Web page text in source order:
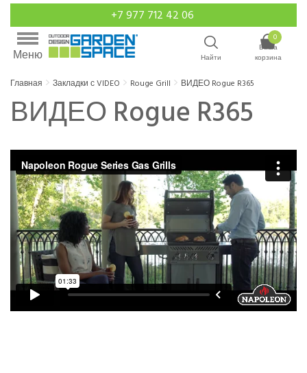
+7 977 712 42 06
Меню Найти
0
Ваша
корзина
Главная Закладки с VIDEO Rouge Grill ВИДЕО Rogue R365
ВИДЕО Rogue R365